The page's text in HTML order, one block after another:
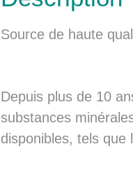
Source de haute
Depuis plus de 10
substances
disponibles, tels que